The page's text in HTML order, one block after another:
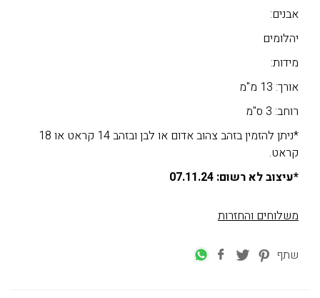
אבנים:
יהלומים
מידות:
אורך: 13 מ"מ
רוחב: 3 ס"מ
*ניתן להזמין בזהב צהוב אדום או לבן ובזהב 14 קראט או 18
קראט.
*עיצוב לא רשום: 07.11.24
משלוחים והחזרות
שתף